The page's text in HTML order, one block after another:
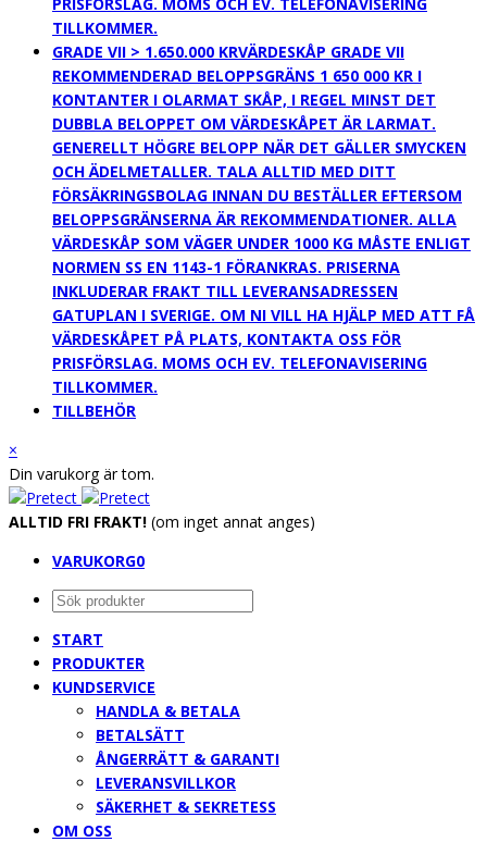
TILLKOMMER.
GRADE VII > 1.650.000 KRVÄRDESKÅP GRADE VII
REKOMMENDERAD BELOPPSGRÄNS 1 650 000 KR I
KONTANTER I OLARMAT SKÅP, I REGEL MINST DET
DUBBLA BELOPPET OM VÄRDESKÅPET ÄR LARMAT.
GENERELLT HÖGRE BELOPP NÄR DET GÄLLER SMYCKEN
OCH ÄDELMETALLER. TALA ALLTID MED DITT
FÖRSÄKRINGSBOLAG INNAN DU BESTÄLLER EFTERSOM
BELOPPSGRÄNSERNA ÄR REKOMMENDATIONER. ALLA
VÄRDESKÅP SOM VÄGER UNDER 1000 KG MÅSTE ENLIGT
NORMEN SS EN 1143-1 FÖRANKRAS. PRISERNA
INKLUDERAR FRAKT TILL LEVERANSADRESSEN
GATUPLAN I SVERIGE. OM NI VILL HA HJÄLP MED ATT FÅ
VÄRDESKÅPET PÅ PLATS, KONTAKTA OSS FÖR
PRISFÖRSLAG. MOMS OCH EV. TELEFONAVISERING
TILLKOMMER.
TILLBEHÖR
×
Din varukorg är tom.
ALLTID FRI FRAKT! (om inget annat anges)
VARUKORG0
START
PRODUKTER
KUNDSERVICE
HANDLA & BETALA
BETALSÄTT
ÅNGERRÄTT & GARANTI
LEVERANSVILLKOR
SÄKERHET & SEKRETESS
OM OSS